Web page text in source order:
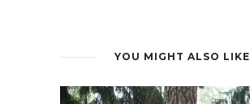
YOU MIGHT ALSO LIKE